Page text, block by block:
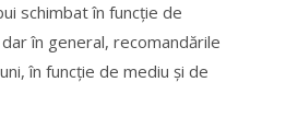
schimbat în funcție de
în general, recomandările
în funcție de mediu și de